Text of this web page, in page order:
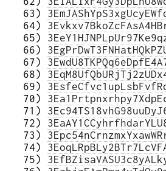
   63)
   64)
   65)
   66)
   67)
   68)
   69)
   70)
   71)
   72)
   73)
   74)
   75)